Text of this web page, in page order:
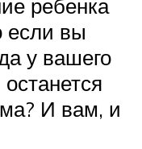
ребенка
если вы
у вашего
И вам, и